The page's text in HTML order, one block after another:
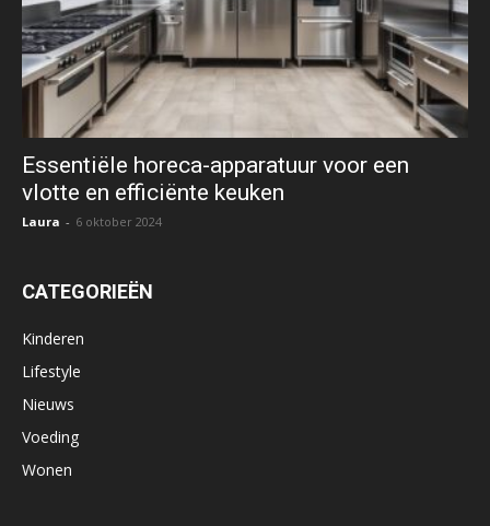
Essentiële horeca-apparatuur voor een
vlotte en efficiënte keuken
Laura - 6 oktober 2024
CATEGORIEËN
Kinderen
Lifestyle
Nieuws
Voeding
Wonen